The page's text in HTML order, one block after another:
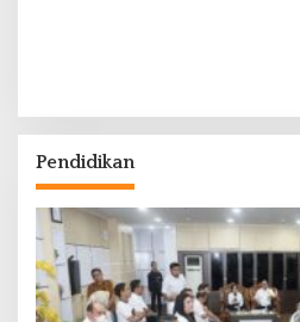
Pendidikan